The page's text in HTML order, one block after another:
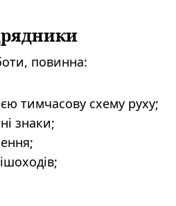
повинна:
тимчасову схему руху;
знаки;